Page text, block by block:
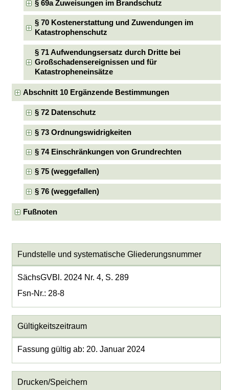
§ 69a Zuweisungen im Brandschutz
§ 70 Kostenerstattung und Zuwendungen im
Katastrophenschutz
§ 71 Aufwendungsersatz durch Dritte bei
Großschadensereignissen und für
Katastropheneinsätze
Abschnitt 10 Ergänzende Bestimmungen
§ 72 Datenschutz
§ 73 Ordnungswidrigkeiten
§ 74 Einschränkungen von Grundrechten
§ 75 (weggefallen)
§ 76 (weggefallen)
Fußnoten
Fundstelle und systematische Gliederungsnummer
SächsGVBl. 2024 Nr. 4, S. 289
Fsn-Nr.: 28-8
Gültigkeitszeitraum
Fassung gültig ab: 20. Januar 2024
Drucken/Speichern